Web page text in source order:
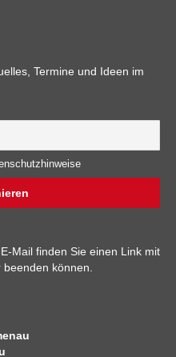
Termine und Ideen im
Mail finden Sie einen Link mit
beenden können.